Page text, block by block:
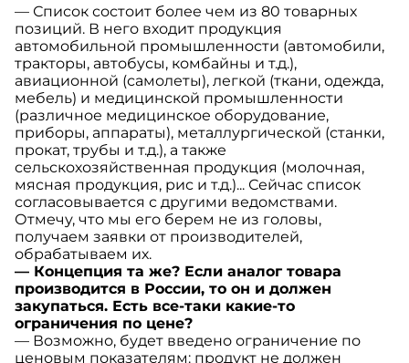
— Список состоит более чем из 80 товарных
позиций. В него входит продукция
автомобильной промышленности (автомобили,
тракторы, автобусы, комбайны и т.д.),
авиационной (самолеты), легкой (ткани, одежда,
мебель) и медицинской промышленности
(различное медицинское оборудование,
приборы, аппараты), металлургической (станки,
прокат, трубы и т.д.), а также
сельскохозяйственная продукция (молочная,
мясная продукция, рис и т.д.)... Сейчас список
согласовывается с другими ведомствами.
Отмечу, что мы его берем не из головы,
получаем заявки от производителей,
обрабатываем их.
— Концепция та же? Если аналог товара
производится в России, то он и должен
закупаться. Есть все-таки какие-то
ограничения по цене?
— Возможно, будет введено ограничение по
ценовым показателям: продукт не должен